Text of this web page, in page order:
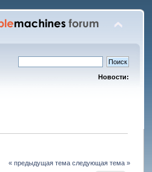
Новости:
« предыдущая тема следующая тема »